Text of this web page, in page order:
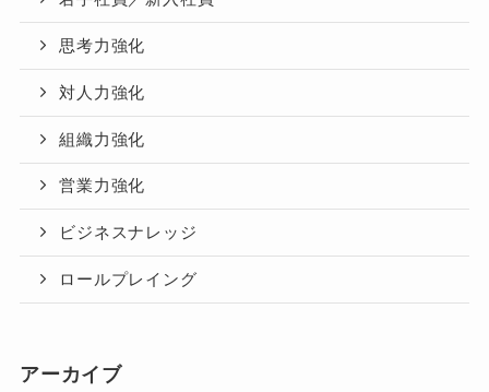
思考力強化
対人力強化
組織力強化
営業力強化
ビジネスナレッジ
ロールプレイング
アーカイブ